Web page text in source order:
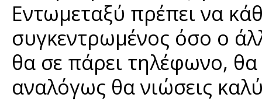
Εντωμεταξύ πρέπει να
συγκεντρωμένος όσο ο
θα σε πάρει τηλέφωνο,
αναλόγως θα νιώσεις